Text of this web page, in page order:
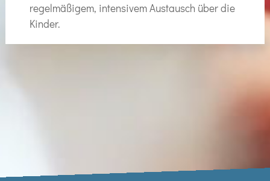
regelmäßigem, intensivem Austausch über die
Kinder.